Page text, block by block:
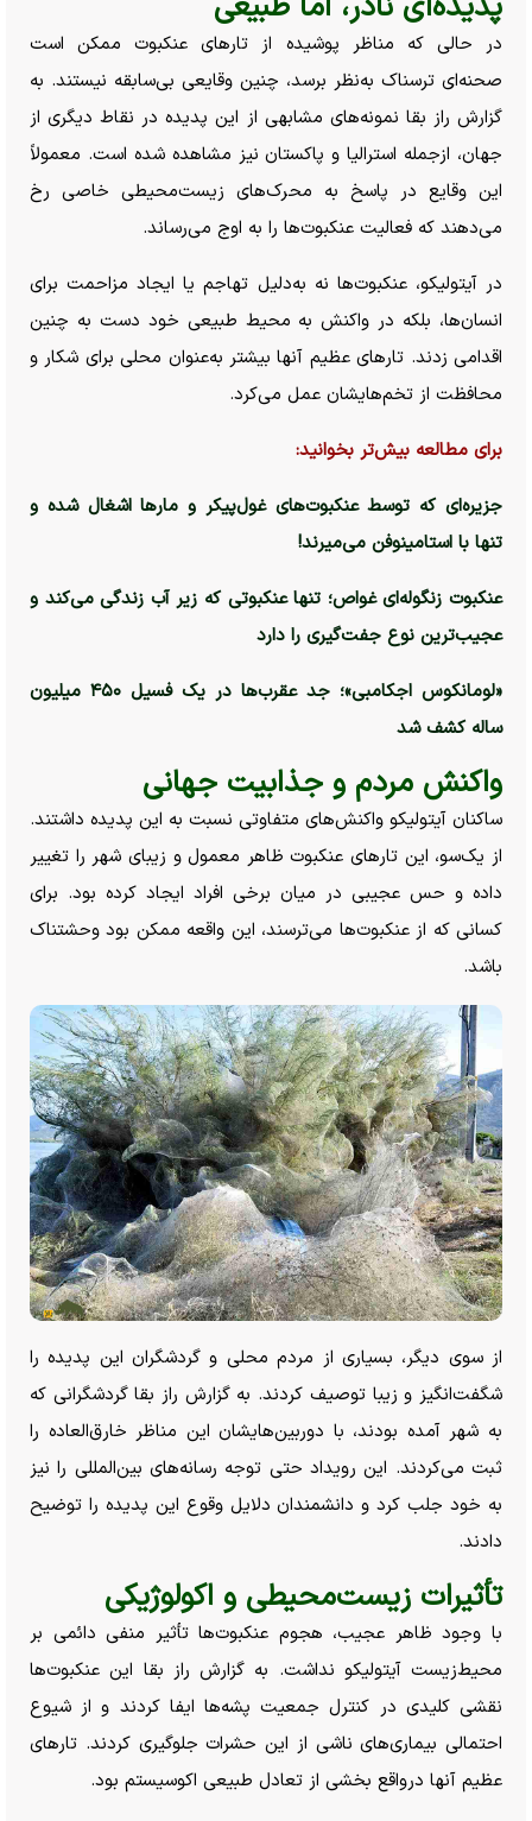
در حالی که مناظر پوشیده از تار‌های عنکبوت ممکن است
صحنه‌ای ترسناک به‌نظر برسد، چنین وقایعی بی‌سابقه نیستند. به
گزارش راز بقا نمونه‌های مشابهی از این پدیده در نقاط دیگری از
جهان، ازجمله استرالیا و پاکستان نیز مشاهده شده است. معمولاً
این وقایع در پاسخ به محرک‌های زیست‌محیطی خاصی رخ
می‌دهند که فعالیت عنکبوت‌ها را به اوج می‌رساند.
در آیتولیکو، عنکبوت‌ها نه به‌دلیل تهاجم یا ایجاد مزاحمت برای
انسان‌ها، بلکه در واکنش به محیط طبیعی خود دست به چنین
اقدامی زدند. تار‌های عظیم آنها بیشتر به‌عنوان محلی برای شکار و
محافظت از تخم‌هایشان عمل می‌کرد.
برای مطالعه بیش‌تر بخوانید:
جزیره‌ای که توسط عنکبوت‌های غول‌پیکر و مار‌ها اشغال شده و
تنها با استامینوفن می‌میرند!
عنکبوت زنگوله‌ای غواص؛ تنها عنکبوتی که زیر آب زندگی می‌کند و
عجیب‌ترین نوع جفت‌گیری را دارد
«لومانکوس اجکامبی»؛ جد عقرب‌ها در یک فسیل ۴۵۰ میلیون
ساله کشف شد
واکنش مردم و جذابیت جهانی
ساکنان آیتولیکو واکنش‌های متفاوتی نسبت به این پدیده داشتند.
از یک‌سو، این تار‌های عنکبوت ظاهر معمول و زیبای شهر را تغییر
داده و حس عجیبی در میان برخی افراد ایجاد کرده بود. برای
کسانی که از عنکبوت‌ها می‌ترسند، این واقعه ممکن بود وحشتناک
باشد.
از سوی دیگر، بسیاری از مردم محلی و گردشگران این پدیده را
شگفت‌انگیز و زیبا توصیف کردند. به گزارش راز بقا گردشگرانی که
به شهر آمده بودند، با دوربین‌هایشان این مناظر خارق‌العاده را
ثبت می‌کردند. این رویداد حتی توجه رسانه‌های بین‌المللی را نیز
به خود جلب کرد و دانشمندان دلایل وقوع این پدیده را توضیح
دادند.
تأثیرات زیست‌محیطی و اکولوژیکی
با وجود ظاهر عجیب، هجوم عنکبوت‌ها تأثیر منفی دائمی بر
محیط‌زیست آیتولیکو نداشت. به گزارش راز بقا این عنکبوت‌ها
نقشی کلیدی در کنترل جمعیت پشه‌ها ایفا کردند و از شیوع
احتمالی بیماری‌های ناشی از این حشرات جلوگیری کردند. تار‌های
عظیم آنها درواقع بخشی از تعادل طبیعی اکوسیستم بود.